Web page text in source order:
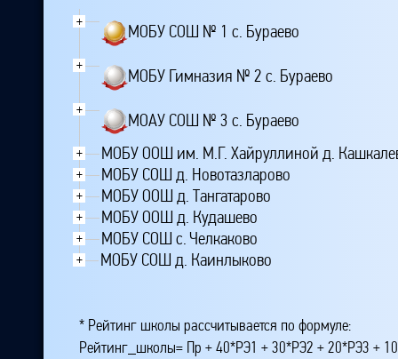
+
МОБУ СОШ № 1 с. Бураево
+
МОБУ Гимназия № 2 с. Бураево
+
МОАУ СОШ № 3 с. Бураево
+ МОБУ ООШ им. М.Г. Хайруллиной д.
+ МОБУ СОШ д. Новотазларово
+ МОБУ ООШ д. Тангатарово
+ МОБУ ООШ д. Кудашево
+ МОБУ СОШ с. Челкаково
+ МОБУ СОШ д. Каинлыково
* Рейтинг школы рассчитывается по формуле:
Рейтинг_школы= Пр + 40*РЭ1 + 30*РЭ2 + 20*РЭ3 +